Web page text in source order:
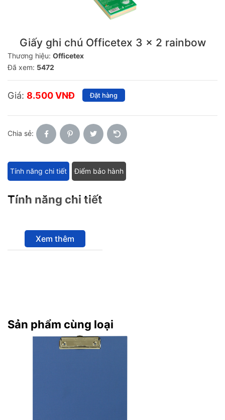
Giấy ghi chú Officetex 3 x 2 rainbow
Thương hiệu: Officetex
Đã xem: 5472
Giá: 8.500 VNĐ Đặt hàng
Chia sẻ:
Tính năng chi tiết Điểm bảo hành
Tính năng chi tiết
Xem thêm
Sản phẩm cùng loại